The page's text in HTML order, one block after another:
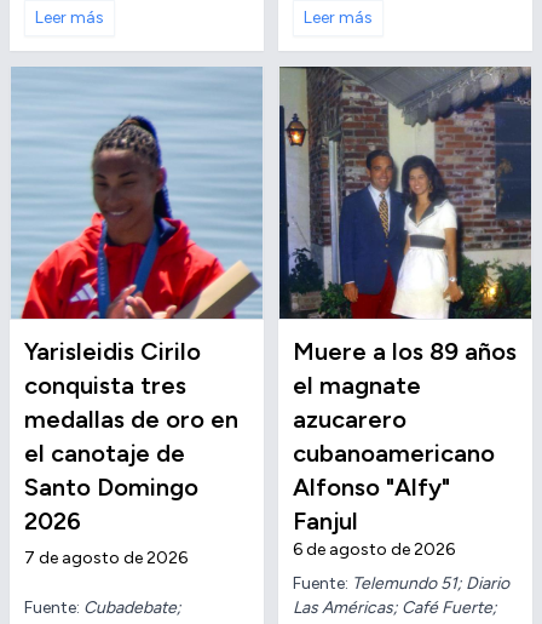
Leer más
Leer más
Yarisleidis Cirilo
conquista tres
medallas de oro en
el canotaje de
Santo Domingo
2026
7 de agosto de 2026
Fuente: Cubadebate;
Muere a los 89 años
el magnate
azucarero
cubanoamericano
Alfonso "Alfy"
Fanjul
6 de agosto de 2026
Fuente: Telemundo 51; Diario
Las Américas; Café Fuerte;